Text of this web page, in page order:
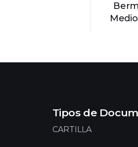
Tipos de
CARTILLA